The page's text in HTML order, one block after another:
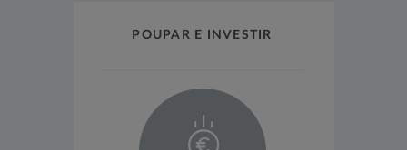
POUPAR E INVESTIR